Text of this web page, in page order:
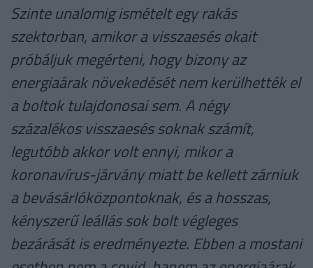
Szinte unalomig ismételt egy rakás
szektorban, amikor a visszaesés okait
próbáljuk megérteni, hogy bizony az
energiaárak növekedését nem kerülhették el
a boltok tulajdonosai sem. A négy
százalékos visszaesés soknak számít,
legutóbb akkor volt ennyi, mikor a
koronavírus-járvány miatt be kellett zárniuk
a bevásárlóközpontoknak, és a hosszas,
kényszerű leállás sok bolt végleges
bezárását is eredményezte. Ebben a mostani